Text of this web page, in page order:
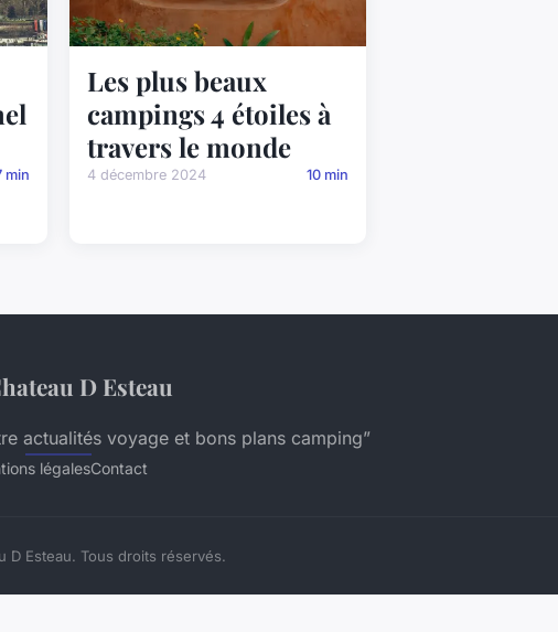
min
Les plus beaux
campings 4 étoiles à
travers le monde
4 décembre 2024 10 min
D Esteau
actualités voyage et bons plans camping”
légalesContact
D Esteau. Tous droits réservés.